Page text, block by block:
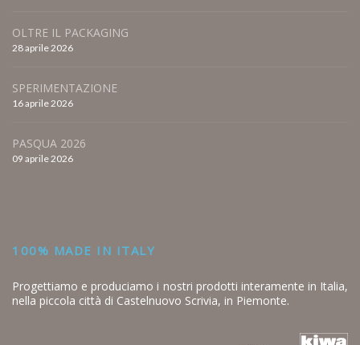
OLTRE IL PACKAGING
28 aprile 2026
SPERIMENTAZIONE
16 aprile 2026
PASQUA 2026
09 aprile 2026
100% MADE IN ITALY
Progettiamo e produciamo i nostri prodotti interamente in Italia,
nella piccola città di Castelnuovo Scrivia, in Piemonte.